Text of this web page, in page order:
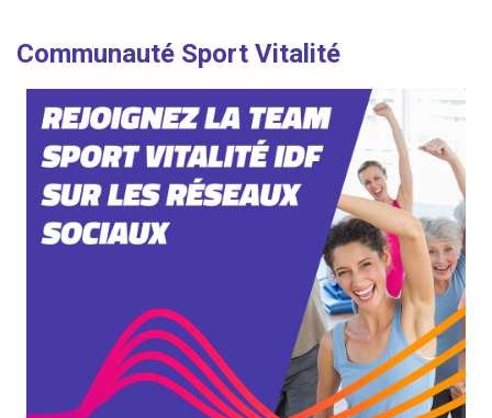
Communauté Sport Vitalité